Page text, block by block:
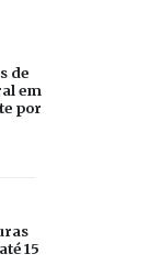
de
em
por
15